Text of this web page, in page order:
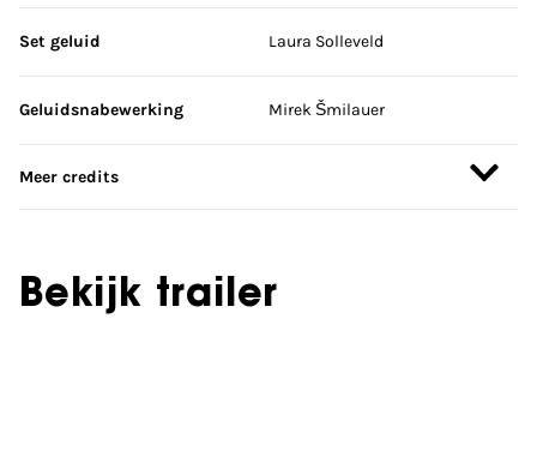
Set geluid Laura Solleveld
Geluidsnabewerking Mirek Šmilauer
Meer credits
Bekijk trailer